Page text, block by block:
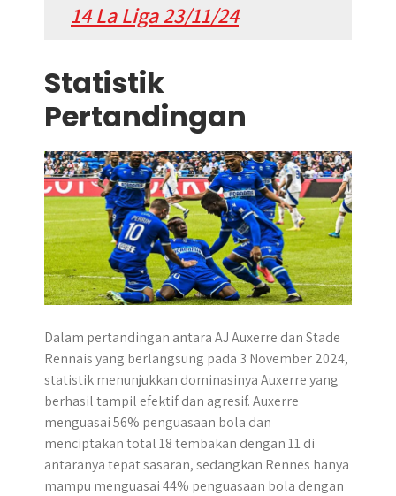
14 La Liga 23/11/24
Statistik
Pertandingan
Dalam pertandingan antara AJ Auxerre dan Stade
Rennais yang berlangsung pada 3 November 2024,
statistik menunjukkan dominasinya Auxerre yang
berhasil tampil efektif dan agresif. Auxerre
menguasai 56% penguasaan bola dan
menciptakan total 18 tembakan dengan 11 di
antaranya tepat sasaran, sedangkan Rennes hanya
mampu menguasai 44% penguasaan bola dengan